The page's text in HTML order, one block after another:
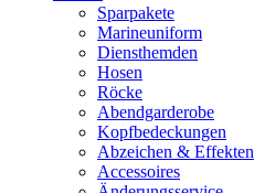
Sparpakete
Marineuniform
Diensthemden
Hosen
Röcke
Abendgarderobe
Kopfbedeckungen
Abzeichen & Effekten
Accessoires